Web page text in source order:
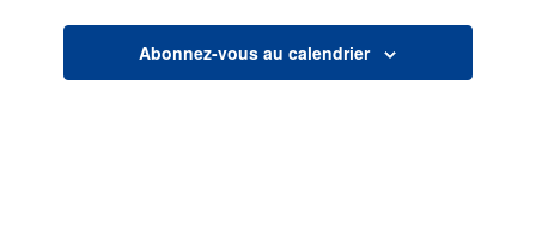
Abonnez-vous au calendrier